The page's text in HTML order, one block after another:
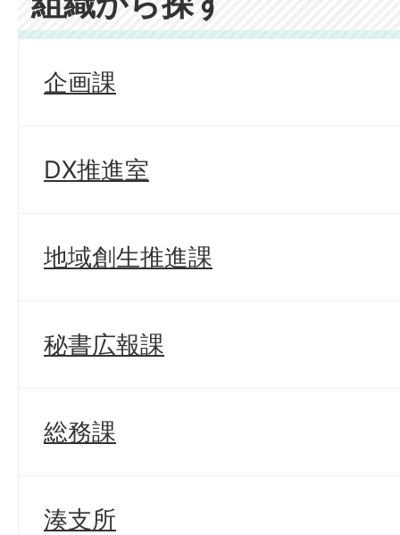
企画課
DX推進室
地域創生推進課
秘書広報課
総務課
湊支所